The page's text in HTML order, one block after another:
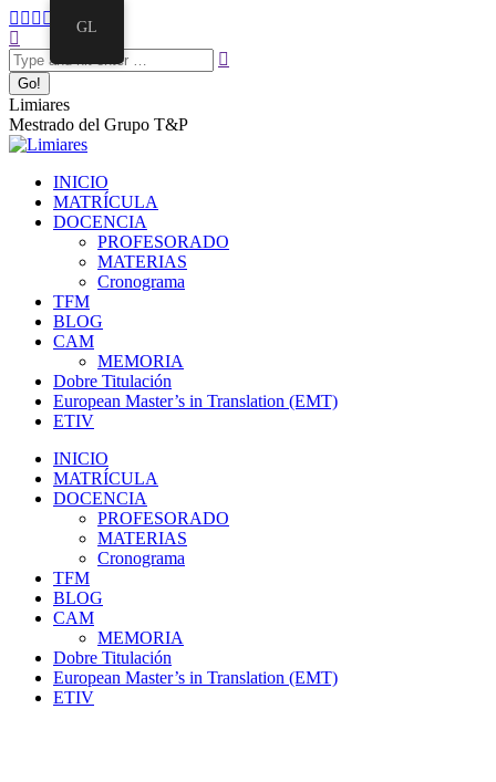
Limiares
Mestrado del Grupo T&P
INICIO
MATRÍCULA
DOCENCIA
PROFESORADO
MATERIAS
Cronograma
TFM
BLOG
CAM
MEMORIA
Dobre Titulación
European Master’s in Translation (EMT)
ETIV
INICIO
MATRÍCULA
DOCENCIA
PROFESORADO
MATERIAS
Cronograma
TFM
BLOG
CAM
MEMORIA
Dobre Titulación
European Master’s in Translation (EMT)
ETIV
GL